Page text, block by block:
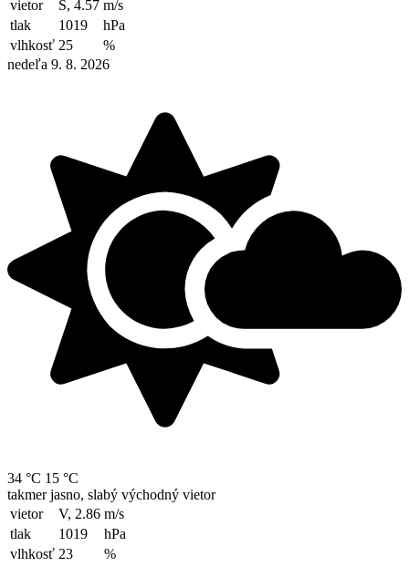
vietor S, 4.57 m/s
tlak
1019
hPa
vlhkosť 25
%
nedeľa 9. 8. 2026
34 °C 15 °C
takmer jasno, slabý východný vietor
vietor
V, 2.86 m/s
tlak
1019
hPa
vlhkosť 23 %